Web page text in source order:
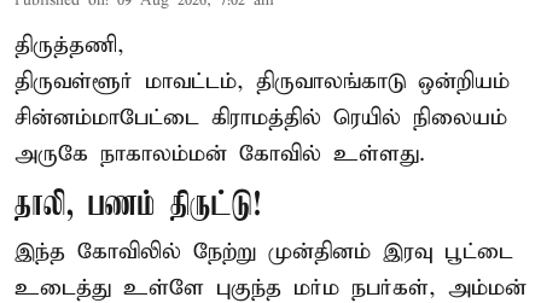
திருத்தணி,
திருவள்ளூர் மாவட்டம், திருவாலங்காடு ஒன்றியம்
சின்னம்மாபேட்டை கிராமத்தில் ரெயில் நிலையம்
அருகே நாகாலம்மன் கோவில் உள்ளது.
தாலி, பணம் திருட்டு!
இந்த கோவிலில் நேற்று முன்தினம் இரவு பூட்டை
உடைத்து உள்ளே புகுந்த மர்ம நபர்கள், அம்மன்